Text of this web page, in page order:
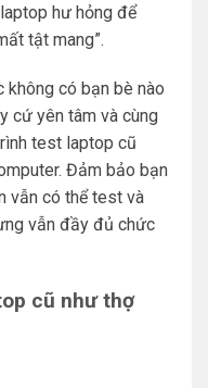
hư hỏng để
tật mang”.
không có bạn bè nào
cứ yên tâm và cùng
test laptop cũ
Đảm bảo bạn
vẫn có thể test và
vẫn đầy đủ chức
cũ như thợ